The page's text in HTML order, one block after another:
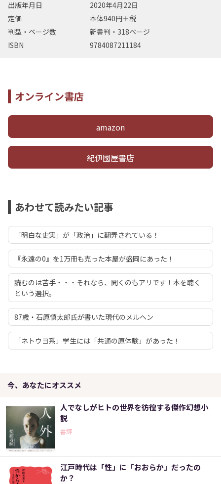
出版年月日
2020年4月22日
定価
本体940円＋税
判型・ページ数
新書判・318ページ
ISBN
9784087211184
オンライン書店
amazon
紀伊國屋書店
あわせて読みたい記事
「明白な史実」が「政治」に翻弄されている！
『永遠の0』を1万冊も売った本屋が盛岡にあった！
読むのは苦手・・・それなら、聞くのもアリです！本を聴く
という選択。
87歳・石原慎太郎氏が書いた現代のメルヘン
「ネトウヨ系」学生には「共通の原体験」があった！
今、あなたにオススメ
人でなしがヒトの世界を彷徨する傑作幻想小
説
書評
江戸時代は「性」に「おおらか」だったの
か？